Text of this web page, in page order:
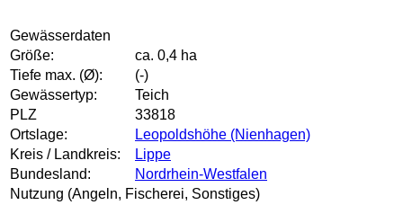
Gewässerdaten
Größe:
ca. 0,4 ha
Tiefe max. (Ø):
(-)
Gewässertyp:
Teich
PLZ
33818
Ortslage:
Leopoldshöhe (Nienhagen)
Kreis / Landkreis:
Lippe
Bundesland:
Nordrhein-Westfalen
Nutzung (Angeln, Fischerei, Sonstiges)